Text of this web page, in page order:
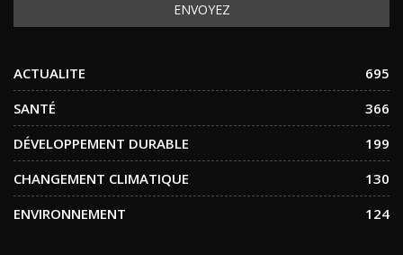
ACTUALITE
695
SANTÉ
366
DÉVELOPPEMENT DURABLE
199
CHANGEMENT CLIMATIQUE
130
ENVIRONNEMENT
124